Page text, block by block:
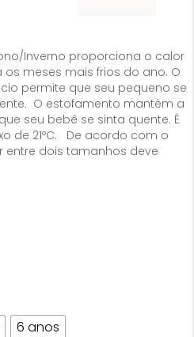
Inverno proporciona o calor
meses mais frios do ano. O
permite que seu pequeno se
O estofamento mantém a
seu bebê se sinta quente. É
de 21ºC. De acordo com o
entre dois tamanhos deve
6 anos